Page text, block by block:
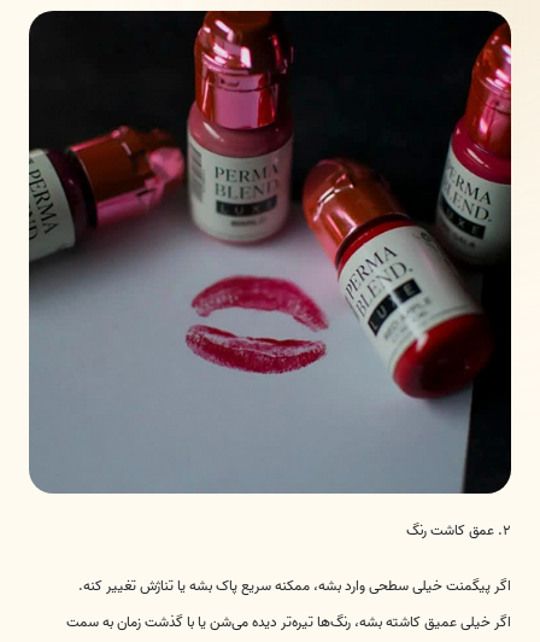
۲. عمق کاشت رنگ
اگر پیگمنت خیلی سطحی وارد بشه، ممکنه سریع پاک بشه یا تناژش تغییر کنه.
اگر خیلی عمیق کاشته بشه، رنگ‌ها تیره‌تر دیده می‌شن یا با گذشت زمان به سمت